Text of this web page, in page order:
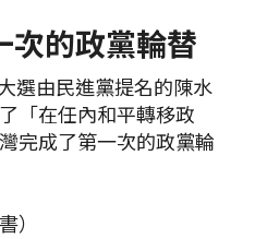
的政黨輪替
選由民進黨提名的陳水
「在任內和平轉移政
完成了第一次的政黨輪
）